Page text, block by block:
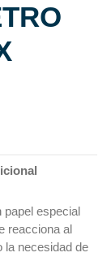
papel especial
reacciona al
la necesidad de